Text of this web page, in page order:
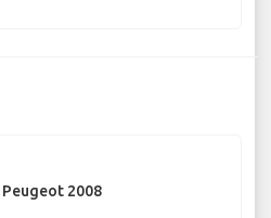
Peugeot 2008